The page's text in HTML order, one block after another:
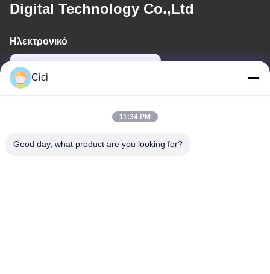
Digital Technology Co.,Ltd
Ηλεκτρονικό
Διαμέρισμα A 101, Κτίριο 3C, Huachuangll, Οδός Huateng,
Cici
11:34 PM
Good day, what product are you looking for?